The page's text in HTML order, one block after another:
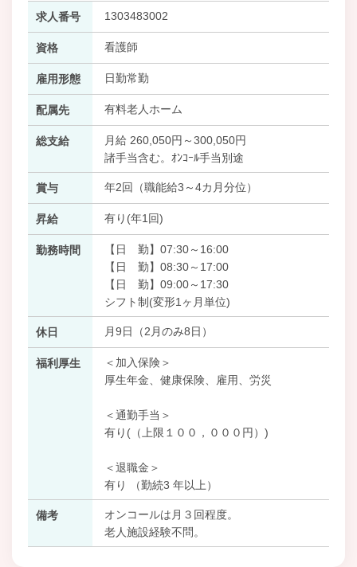
求人番号 1303483002
資格 看護師
雇用形態 日勤常勤
配属先 有料老人ホーム
総支給
月給 260,050円～300,050円
諸手当含む。ｵﾝｺｰﾙ手当別途
賞与 年2回（職能給3～4カ月分位）
昇給 有り(年1回)
勤務時間
【日 勤】07:30～16:00
【日 勤】08:30～17:00
【日 勤】09:00～17:30
シフト制(変形1ヶ月単位)
休日 月9日（2月のみ8日）
福利厚生
＜加入保険＞
厚生年金、健康保険、雇用、労災
＜通勤手当＞
有り(（上限１００，０００円）)
＜退職金＞
有り （勤続3 年以上）
備考
オンコールは月３回程度。
老人施設経験不問。